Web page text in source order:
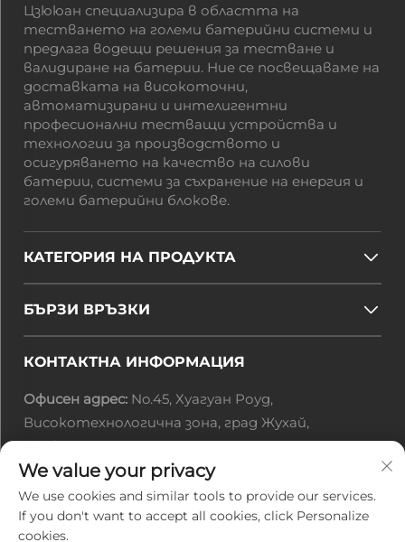
Цзююан специализира в областта на
тестването на големи батерийни системи и
предлага водещи решения за тестване и
валидиране на батерии. Ние се посвещаваме на
доставката на високоточни,
автоматизирани и интелигентни
професионални тестващи устройства и
технологии за производството и
осигуряването на качество на силови
батерии, системи за съхранение на енергия и
големи батерийни блокове.
КАТЕГОРИЯ НА ПРОДУКТА
БЪРЗИ ВРЪЗКИ
КОНТАКТНА ИНФОРМАЦИЯ
Офисен адрес: No.45, Хуагуан Роуд,
Високотехнологична зона, град Жухай,
провинция Гуандун, Китай
Имейл: [email protected]
Тел.: +86-0756-3616108
We value your privacy
We use cookies and similar tools to provide our services.
If you don't want to accept all cookies, click Personalize
cookies.